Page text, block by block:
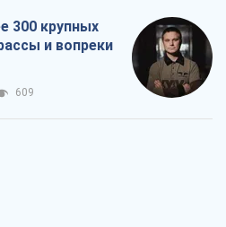
300 крупных
и вопреки
609